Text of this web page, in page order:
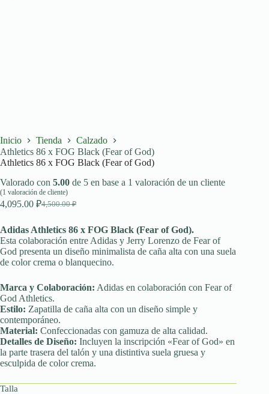
Inicio Tienda
Calzado
Athletics 86 x FOG Black (Fear of God)
Athletics 86 x FOG Black (Fear of God)
Valorado con 5.00 de 5 en base a 1 valoración de un cliente
(1 valoración de cliente)
4,500.00₽
El
original
era:
4,500.00 ₽.
4,095.00 ₽
El
actual
es:
4,095.00 ₽.
Adidas Athletics 86 x FOG Black (Fear of God).
Esta colaboración entre Adidas y Jerry Lorenzo de Fear of
God presenta un diseño minimalista de caña alta con una suela
de color crema o blanquecino.
Marca y Colaboración: Adidas en colaboración con Fear of
God Athletics.
Estilo: Zapatilla de caña alta con un diseño simple y
contemporáneo.
Material: Confeccionadas con gamuza de alta calidad.
Detalles de Diseño: Incluyen la inscripción «Fear of God» en
la parte trasera del talón y una distintiva suela gruesa y
esculpida de color crema.
Talla